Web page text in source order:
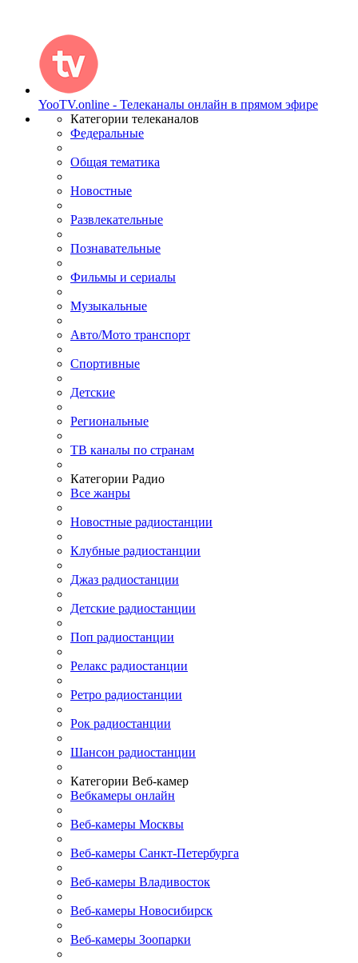
YooTV.online - Телеканалы онлайн в прямом эфире
Категории телеканалов
Федеральные
Общая тематика
Новостные
Развлекательные
Познавательные
Фильмы и сериалы
Музыкальные
Авто/Мото транспорт
Спортивные
Детские
Региональные
ТВ каналы по странам
Категории Радио
Все жанры
Новостные радиостанции
Клубные радиостанции
Джаз радиостанции
Детские радиостанции
Поп радиостанции
Релакс радиостанции
Ретро радиостанции
Рок радиостанции
Шансон радиостанции
Категории Веб-камер
Вебкамеры онлайн
Веб-камеры Москвы
Веб-камеры Санкт-Петербурга
Веб-камеры Владивосток
Веб-камеры Новосибирск
Веб-камеры Зоопарки